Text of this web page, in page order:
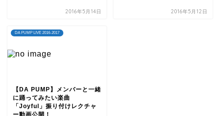
2016年5月14日 2016年5月12日
DA PUMP LIVE 2016-2017
【DA PUMP】メンバーと一緒
に踊ってみたい楽曲
「Joyful」振り付けレクチャ